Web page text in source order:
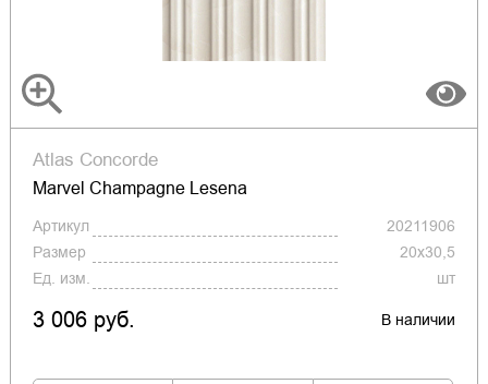
Atlas Concorde
Marvel Champagne Lesena
Артикул
20211906
Размер
20x30,5
Ед. изм.
шт
3 006 руб. В наличии